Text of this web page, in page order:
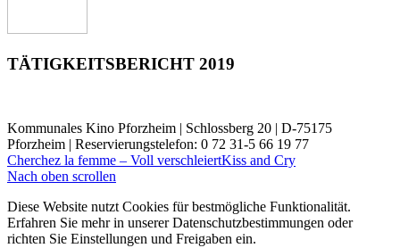
TÄTIGKEITSBERICHT 2019
Kommunales Kino Pforzheim | Schlossberg 20 | D-75175
Pforzheim | Reservierungstelefon: 0 72 31-5 66 19 77
Cherchez la femme – Voll verschleiertKiss and Cry
Nach oben scrollen
Diese Website nutzt Cookies für bestmögliche Funktionalität.
Erfahren Sie mehr in unserer Datenschutzbestimmungen oder
richten Sie Einstellungen und Freigaben ein.